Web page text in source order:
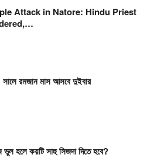
Attack in Natore: Hindu Priest
রমজান মাস আসবে দুইবার
ভুল হলে কয়টি সাহু সিজদা দিতে হবে?